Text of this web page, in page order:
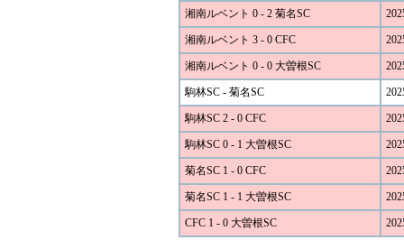
湘南ルベント 0 - 2 菊名SC
湘南ルベント 3 - 0 CFC
湘南ルベント 0 - 0 大曽根SC
駒林SC - 菊名SC
駒林SC 2 - 0 CFC
駒林SC 0 - 1 大曽根SC
菊名SC 1 - 0 CFC
菊名SC 1 - 1 大曽根SC
CFC 1 - 0 大曽根SC